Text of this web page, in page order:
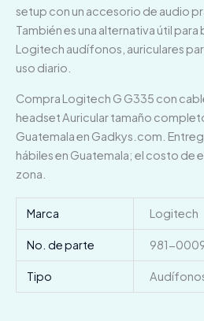
setup con un accesorio de audio
También es una alternativa útil
Logitech audífonos, auriculares
uso diario.
Compra Logitech G G335 con
headset Auricular tamaño
Guatemala en Gadkys.com.
hábiles en Guatemala; el costo de
zona.
Marca Logitech
No. de parte 981-
Tipo